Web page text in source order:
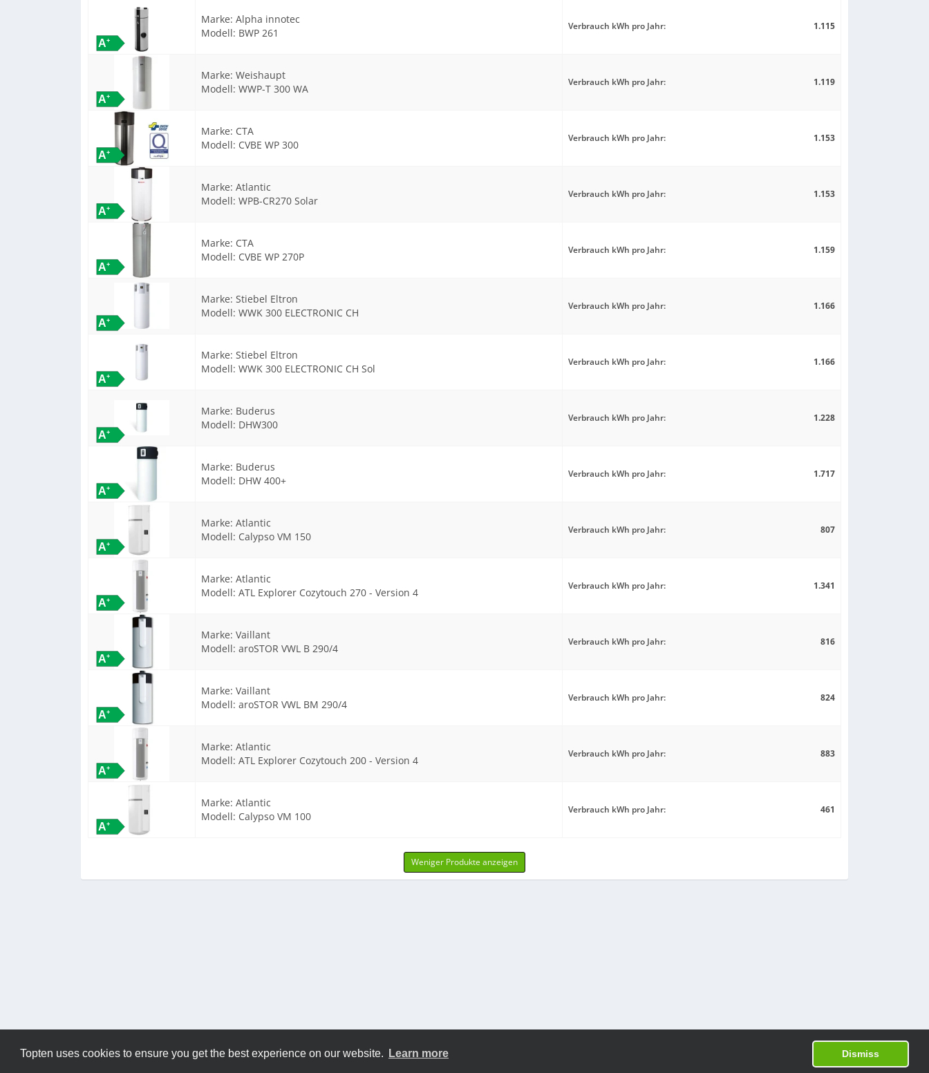
Topten uses cookies to ensure you get the best experience on our website. Learn more Dismiss
Marke: Alpha innotec
Modell: BWP 261
Verbrauch kWh pro Jahr: 1.115
Marke: Weishaupt
Modell: WWP-T 300 WA
Verbrauch kWh pro Jahr: 1.119
Marke: CTA
Modell: CVBE WP 300
Verbrauch kWh pro Jahr: 1.153
Marke: Atlantic
Modell: WPB-CR270 Solar
Verbrauch kWh pro Jahr: 1.153
Marke: CTA
Modell: CVBE WP 270P
Verbrauch kWh pro Jahr: 1.159
Marke: Stiebel Eltron
Modell: WWK 300 ELECTRONIC CH
Verbrauch kWh pro Jahr: 1.166
Marke: Stiebel Eltron
Modell: WWK 300 ELECTRONIC CH Sol
Verbrauch kWh pro Jahr: 1.166
Marke: Buderus
Modell: DHW300
Verbrauch kWh pro Jahr: 1.228
Marke: Buderus
Modell: DHW 400+
Verbrauch kWh pro Jahr: 1.717
Marke: Atlantic
Modell: Calypso VM 150
Verbrauch kWh pro Jahr: 807
Marke: Atlantic
Modell: ATL Explorer Cozytouch 270 - Version 4
Verbrauch kWh pro Jahr: 1.341
Marke: Vaillant
Modell: aroSTOR VWL B 290/4
Verbrauch kWh pro Jahr: 816
Marke: Vaillant
Modell: aroSTOR VWL BM 290/4
Verbrauch kWh pro Jahr: 824
Marke: Atlantic
Modell: ATL Explorer Cozytouch 200 - Version 4
Verbrauch kWh pro Jahr: 883
Marke: Atlantic
Modell: Calypso VM 100
Verbrauch kWh pro Jahr: 461
Weniger Produkte anzeigen